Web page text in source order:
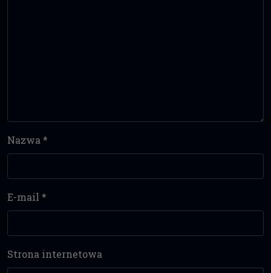
Nazwa*
E-mail *
Strona internetowa